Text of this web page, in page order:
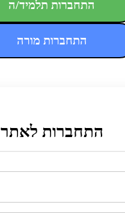
התחברות תלמיד/ה
התחברות מורה
התחברות לאתר